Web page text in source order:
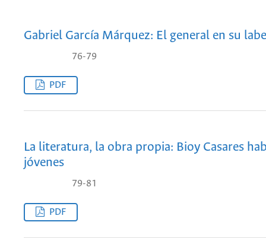
Gabriel García Márquez: El general en su
76-79
PDF
La literatura, la obra propia: Bioy Casares
jóvenes
79-81
PDF